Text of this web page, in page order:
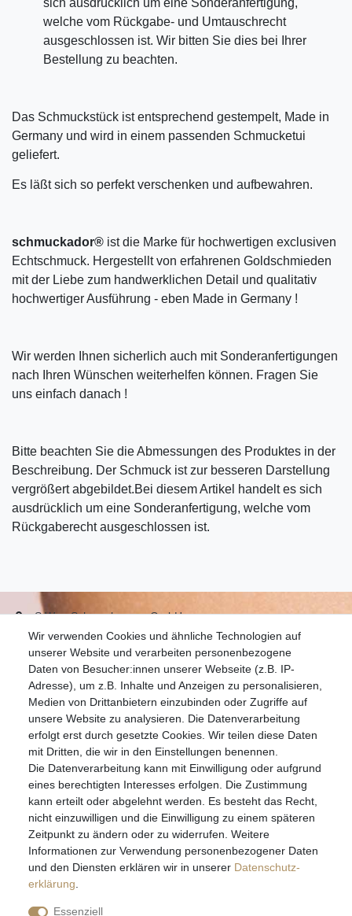
sich ausdrücklich um eine Sonderanfertigung,
welche vom Rückgabe- und Umtauschrecht
ausgeschlossen ist. Wir bitten Sie dies bei Ihrer
Bestellung zu beachten.
Das Schmuckstück ist entsprechend gestempelt, Made in
Germany und wird in einem passenden Schmucketui
geliefert.
Es läßt sich so perfekt verschenken und aufbewahren.
schmuckador® ist die Marke für hochwertigen exclusiven
Echtschmuck. Hergestellt von erfahrenen Goldschmieden
mit der Liebe zum handwerklichen Detail und qualitativ
hochwertiger Ausführung - eben Made in Germany !
Wir werden Ihnen sicherlich auch mit Sonderanfertigungen
nach Ihren Wünschen weiterhelfen können. Fragen Sie
uns einfach danach !
Bitte beachten Sie die Abmessungen des Produktes in der
Beschreibung. Der Schmuck ist zur besseren Darstellung
vergrößert abgebildet.Bei diesem Artikel handelt es sich
ausdrücklich um eine Sonderanfertigung, welche vom
Rückgaberecht ausgeschlossen ist.
Wir verwenden Cookies und ähnliche Technologien auf
unserer Website und verarbeiten personenbezogene
Daten von Besucher:innen unserer Webseite (z.B. IP-
Adresse), um z.B. Inhalte und Anzeigen zu personalisieren,
Medien von Drittanbietern einzubinden oder Zugriffe auf
unsere Website zu analysieren. Die Datenverarbeitung
erfolgt erst durch gesetzte Cookies. Wir teilen diese Daten
mit Dritten, die wir in den Einstellungen benennen.
Die Datenverarbeitung kann mit Einwilligung oder aufgrund
eines berechtigten Interesses erfolgen. Die Zustimmung
kann erteilt oder abgelehnt werden. Es besteht das Recht,
nicht einzuwilligen und die Einwilligung zu einem späteren
Zeitpunkt zu ändern oder zu widerrufen. Weitere
Informationen zur Verwendung personenbezogener Daten
und den Diensten erklären wir in unserer Daten­schutz­
erklärung
Essenziell
S.W.w. Schmuckwaren GmbH
07051-9608828
info@schmuckador.de
Montag bis Freitag 8.30 – 12.00 Uhr und 13.30 bis 17.30 Uhr
Widerrufs­recht Widerrufs­formular Impressum
Daten­schutz­erklärung AGB
E-MAIL **
Hiermit bestätige ich, dass ich die